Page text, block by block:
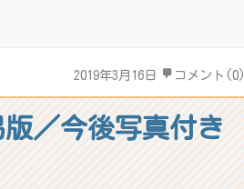
2019年3月16日 コメント(0)
／今後写真付き